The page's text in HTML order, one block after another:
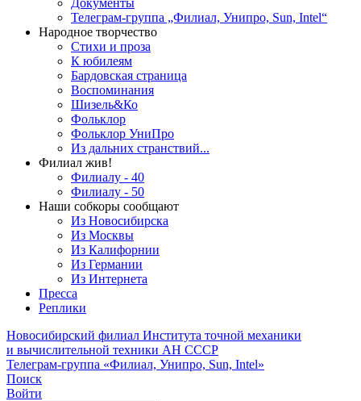
Документы
Телеграм-группа „Филиал, Унипро, Sun, Intel“
Народное творчество
Стихи и проза
К юбилеям
Бардовская страница
Воспоминания
Шизель&Ко
Фольклор
Фольклор УниПро
Из дальних странствий...
Филиал жив!
Филиалу - 40
Филиалу - 50
Наши собкоры сообщают
Из Новосибирска
Из Москвы
Из Калифорнии
Из Германии
Из Интернета
Пресса
Реплики
Новосибирский филиал Института точной механики
и вычислительной техники АН СССР
Телеграм-группа «Филиал, Унипро, Sun, Intel»
Поиск
Войти